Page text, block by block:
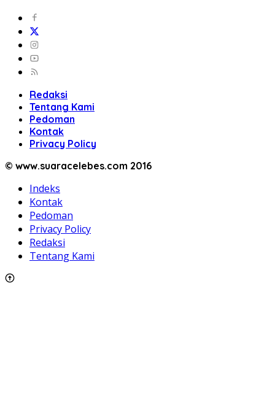
Redaksi
Tentang Kami
Pedoman
Kontak
Privacy Policy
© www.suaracelebes.com 2016
Indeks
Kontak
Pedoman
Privacy Policy
Redaksi
Tentang Kami